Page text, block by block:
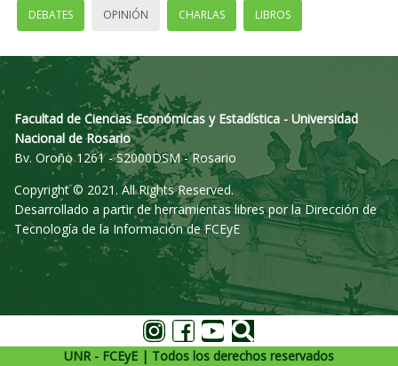
DEBATES OPINIÓN CHARLAS LIBROS
Facultad de Ciencias Económicas y Estadística - Universidad
Nacional de Rosario
Bv. Oroño 1261 - S2000DSM - Rosario
Copyright © 2021. All Rights Reserved.
Desarrollado a partir de herramientas libres por la Dirección de
Tecnología de la Información de FCEyE
UNR - FCEyE | Todos los derechos reservados